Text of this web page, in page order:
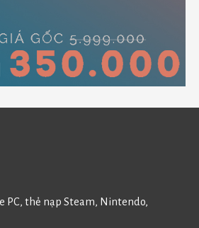
PC, thẻ nạp Steam, Nintendo,